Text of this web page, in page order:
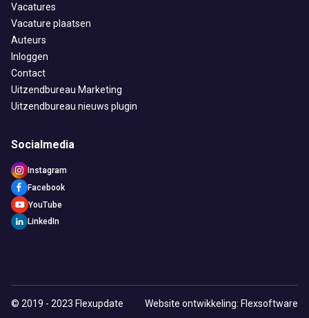
Vacatures
Vacature plaatsen
Auteurs
Inloggen
Contact
Uitzendbureau Marketing
Uitzendbureau nieuws plugin
Socialmedia
Instagram
Facebook
YouTube
LinkedIn
© 2019 - 2023 Flexupdate Website ontwikkeling: Flexsoftware